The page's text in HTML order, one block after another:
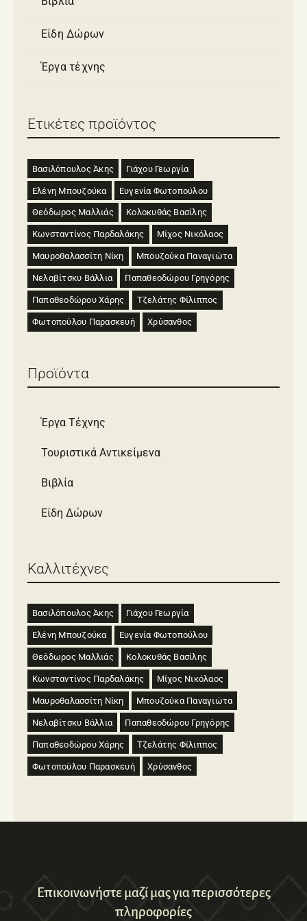
Είδη Δώρων
Έργα τέχνης
Ετικέτες προϊόντος
Βασιλόπουλος Άκης Γιάχου Γεωργία
Ελένη Μπουζούκα Ευγενία Φωτοπούλου
Θεόδωρος Μαλλιάς Κολοκυθάς Βασίλης
Κωνσταντίνος Παρδαλάκης Μίχος Νικόλαος
Μαυροθαλασσίτη Νίκη Μπουζούκα Παναγιώτα
Νελαβίτσκυ Βάλλια Παπαθεοδώρου Γρηγόρης
Παπαθεοδώρου Χάρης Τζελάτης Φίλιππος
Φωτοπούλου Παρασκευή Χρύσανθος
Προϊόντα
Έργα Τέχνης
Τουριστικά Αντικείμενα
Βιβλία
Είδη Δώρων
Καλλιτέχνες
Βασιλόπουλος Άκης Γιάχου Γεωργία
Ελένη Μπουζούκα Ευγενία Φωτοπούλου
Θεόδωρος Μαλλιάς Κολοκυθάς Βασίλης
Κωνσταντίνος Παρδαλάκης Μίχος Νικόλαος
Μαυροθαλασσίτη Νίκη Μπουζούκα Παναγιώτα
Νελαβίτσκυ Βάλλια Παπαθεοδώρου Γρηγόρης
Παπαθεοδώρου Χάρης Τζελάτης Φίλιππος
Φωτοπούλου Παρασκευή Χρύσανθος
Επικοινωνήστε μαζί μας για περισσότερες
πληροφορίες